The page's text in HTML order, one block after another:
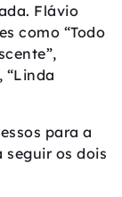
Flávio
como “Todo
“Linda
para a
seguir os dois